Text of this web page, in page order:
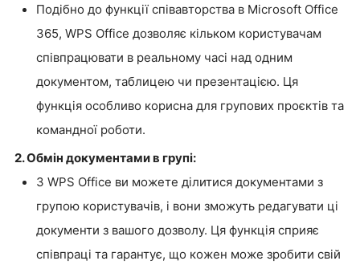
Подібно до функції співавторства в Microsoft Office
365, WPS Office дозволяє кільком користувачам
співпрацювати в реальному часі над одним
документом, таблицею чи презентацією. Ця
функція особливо корисна для групових проєктів та
командної роботи.
2. Обмін документами в групі:
З WPS Office ви можете ділитися документами з
групою користувачів, і вони зможуть редагувати ці
документи з вашого дозволу. Ця функція сприяє
співпраці та гарантує, що кожен може зробити свій